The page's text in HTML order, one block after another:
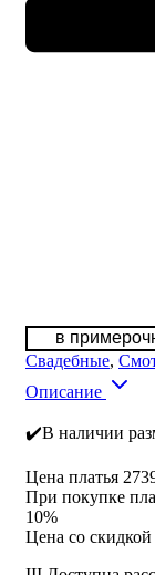
в
Свадебные,
Описание
✔️В наличии
Цена платья
При покупке
10%
Цена со